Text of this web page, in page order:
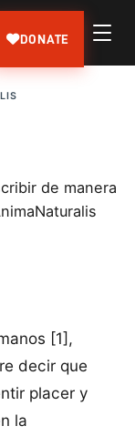
DONATE
de manera
[1],
decir que
placer y
la